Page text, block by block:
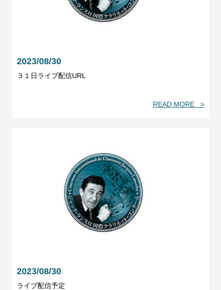
2023/08/30
３１日ライブ配信URL
READ MORE >
2023/08/30
ライブ配信予定